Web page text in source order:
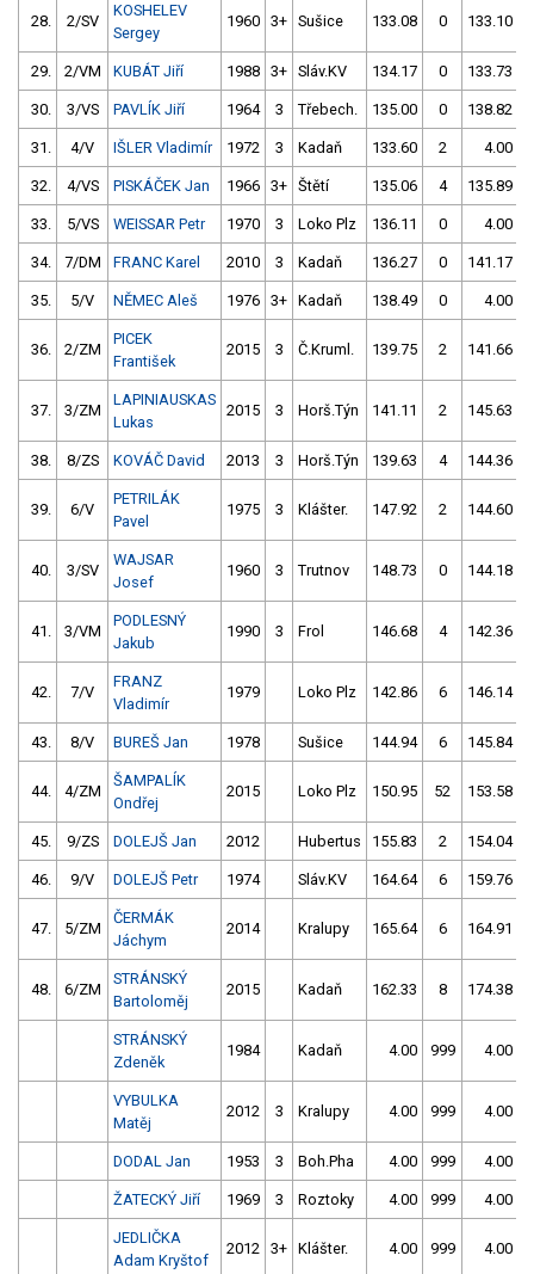
28. 2/SV
KOSHELEV
Sergey
1960 3+ Sušice 133.08 0 133.10
29. 2/VM KUBÁT Jiří 1988 3+ Sláv.KV 134.17 0 133.73
30. 3/VS PAVLÍK Jiří 1964 3 Třebech. 135.00 0 138.82
31. 4/V IŠLER Vladimír 1972 3 Kadaň 133.60 2 4.00
32. 4/VS PISKÁČEK Jan 1966 3+ Štětí 135.06 4 135.89
33. 5/VS WEISSAR Petr 1970 3 Loko Plz 136.11 0 4.00
34. 7/DM FRANC Karel 2010 3 Kadaň 136.27 0 141.17
35. 5/V NĚMEC Aleš 1976 3+ Kadaň 138.49 0 4.00
36. 2/ZM
PICEK
František
2015 3 Č.Kruml. 139.75 2 141.66
37. 3/ZM
LAPINIAUSKAS
Lukas
2015 3 Horš.Týn 141.11 2 145.63
38. 8/ZS KOVÁČ David 2013 3 Horš.Týn 139.63 4 144.36
39. 6/V
PETRILÁK
Pavel
1975 3 Klášter. 147.92 2 144.60
40. 3/SV
WAJSAR
Josef
1960 3 Trutnov 148.73 0 144.18
41. 3/VM
PODLESNÝ
Jakub
1990 3 Frol 146.68 4 142.36
42. 7/V
FRANZ
Vladimír
1979 Loko Plz 142.86 6 146.14
43. 8/V BUREŠ Jan 1978 Sušice 144.94 6 145.84
44. 4/ZM
ŠAMPALÍK
Ondřej
2015 Loko Plz 150.95 52 153.58
45. 9/ZS DOLEJŠ Jan 2012 Hubertus 155.83 2 154.04
46. 9/V DOLEJŠ Petr 1974 Sláv.KV 164.64 6 159.76
47. 5/ZM
ČERMÁK
Jáchym
2014 Kralupy 165.64 6 164.91
48. 6/ZM
STRÁNSKÝ
Bartoloměj
2015 Kadaň 162.33 8 174.38
STRÁNSKÝ
Zdeněk
1984 Kadaň 4.00 999 4.00
VYBULKA
Matěj
2012 3 Kralupy 4.00 999 4.00
DODAL Jan 1953 3 Boh.Pha 4.00 999 4.00
ŽATECKÝ Jiří 1969 3 Roztoky 4.00 999 4.00
JEDLIČKA
Adam Kryštof
2012 3+ Klášter. 4.00 999 4.00